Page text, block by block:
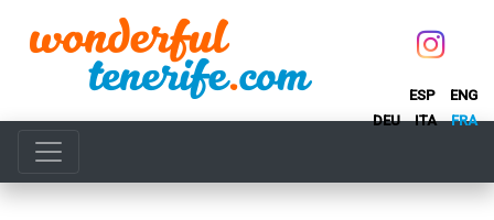
ESP
ENG
DEU
ITA FRA